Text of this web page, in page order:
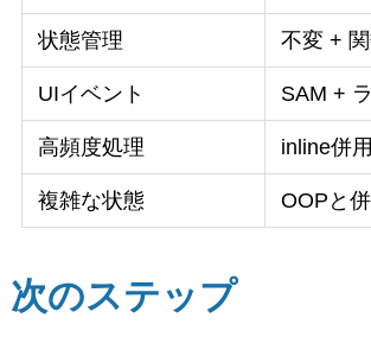
状態管理 不変 +
UIイベント SAM +
高頻度処理 inline併用
複雑な状態 OOPと
次のステップ